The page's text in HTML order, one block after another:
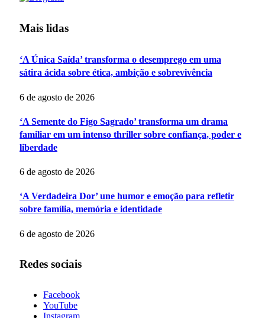
Mais lidas
‘A Única Saída’ transforma o desemprego em uma
sátira ácida sobre ética, ambição e sobrevivência
6 de agosto de 2026
‘A Semente do Figo Sagrado’ transforma um drama
familiar em um intenso thriller sobre confiança, poder e
liberdade
6 de agosto de 2026
‘A Verdadeira Dor’ une humor e emoção para refletir
sobre família, memória e identidade
6 de agosto de 2026
Redes sociais
Facebook
YouTube
Instagram